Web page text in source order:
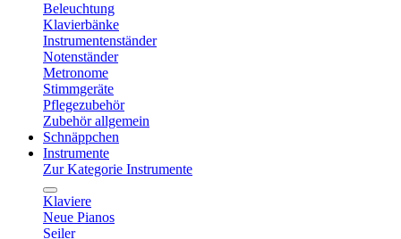
Beleuchtung
Klavierbänke
Instrumentenständer
Notenständer
Metronome
Stimmgeräte
Pflegezubehör
Zubehör allgemein
Schnäppchen
Instrumente
Zur Kategorie Instrumente
Klaviere
Neue Pianos
Seiler